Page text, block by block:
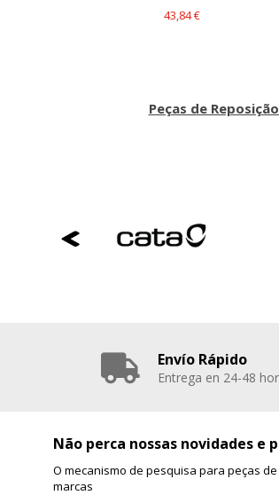
43,84 €
Peças de
Envío Rápido
Entrega en 24-48
Não perca nossas novidades e
O mecanismo de pesquisa para peças
marcas